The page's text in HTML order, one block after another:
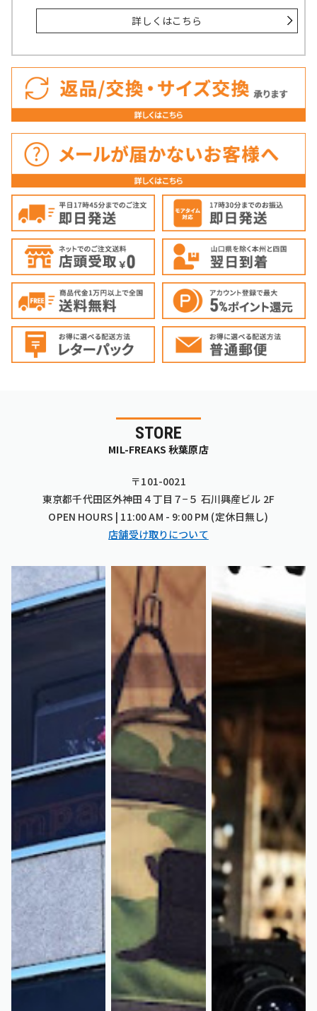
詳しくはこちら
STORE
MIL-FREAKS 秋葉原店
〒101-0021
東京都千代田区外神田４丁目７−５ 石川興産ビル 2F
OPEN HOURS | 11:00 AM - 9:00 PM (定休日無し)
店舗受け取りについて